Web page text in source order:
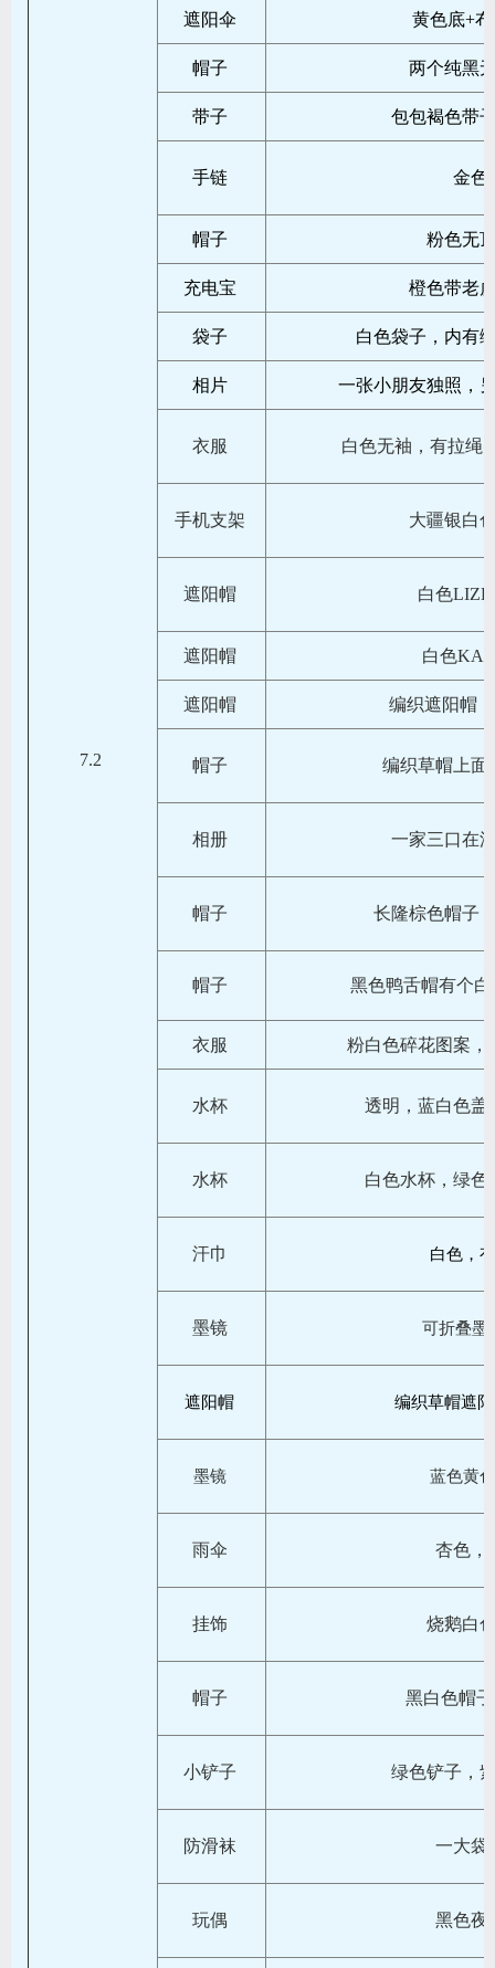
7.2
遮阳伞 黄色底+
帽子 两个纯黑
带子 包包褐色带
手链 金色
帽子 粉色无
充电宝 橙色带老
袋子 白色袋子，内有
相片 一张小朋友独照，
衣服 白色无袖，有拉绳
手机支架 大疆银白
遮阳帽 白色
遮阳帽 白色
遮阳帽 编织遮阳帽
帽子 编织草帽上面
相册 一家三口在
帽子 长隆棕色帽子
帽子 黑色鸭舌帽有个
衣服 粉白色碎花图案，
水杯 透明，蓝白色盖
水杯 白色水杯，绿色
汗巾 白色，
墨镜 可折叠墨
遮阳帽 编织草帽遮
墨镜 蓝色黄
雨伞 杏色，
挂饰 烧鹅白
帽子 黑白色帽
小铲子 绿色铲子，
防滑袜 一大袋
玩偶 黑色夜